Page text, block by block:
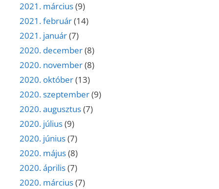
2021. március(9)
2021. február(14)
2021. január(7)
2020. december(8)
2020. november(8)
2020. október(13)
2020. szeptember(9)
2020. augusztus(7)
2020. július(9)
2020. június(7)
2020. május(8)
2020. április(7)
2020. március(7)